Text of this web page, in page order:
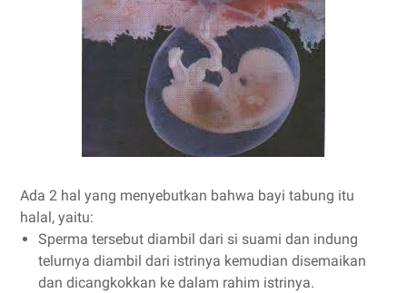
Ada 2 hal yang menyebutkan bahwa bayi tabung itu
halal, yaitu:
Sperma tersebut diambil dari si suami dan indung
telurnya diambil dari istrinya kemudian disemaikan
dan dicangkokkan ke dalam rahim istrinya.